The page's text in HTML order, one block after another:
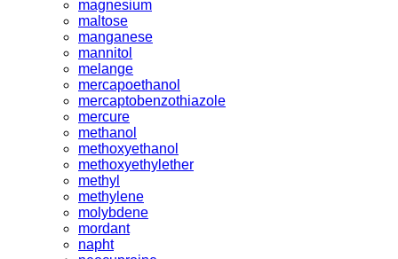
magnesium
maltose
manganese
mannitol
melange
mercapoethanol
mercaptobenzothiazole
mercure
methanol
methoxyethanol
methoxyethylether
methyl
methylene
molybdene
mordant
napht